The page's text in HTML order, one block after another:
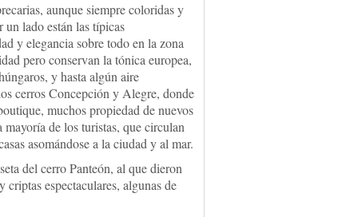
aunque siempre coloridas y
un lado están las típicas
y elegancia sobre todo en la zona
pero conservan la tónica europea,
y hasta algún aire
cerros Concepción y Alegre, donde
muchos propiedad de nuevos
de los turistas, que circulan
asomándose a la ciudad y al mar.
del cerro Panteón, al que dieron
espectaculares, algunas de